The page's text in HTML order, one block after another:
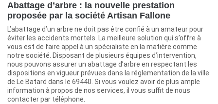
Abattage d’arbre : la nouvelle prestation
proposée par la société Artisan Fallone
L’abattage d’un arbre ne doit pas être confié à un amateur pour
éviter les accidents mortels. La meilleure solution qui s’offre à
vous est de faire appel à un spécialiste en la matière comme
notre société. Disposant de plusieurs équipes d’intervention,
nous pouvons assurer un abattage d’arbre en respectant les
dispositions en vigueur prévues dans la réglementation de la ville
de Le Batard dans le 69440. Si vous voulez avoir de plus ample
information à propos de nos services, il vous suffit de nous
contacter par téléphone.